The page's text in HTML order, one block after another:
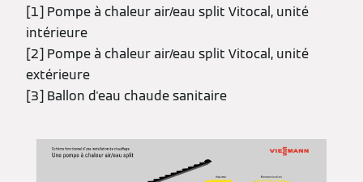
[1] Pompe à chaleur air/eau split Vitocal, unité
intérieure
[2] Pompe à chaleur air/eau split Vitocal, unité
extérieure
[3] Ballon d'eau chaude sanitaire